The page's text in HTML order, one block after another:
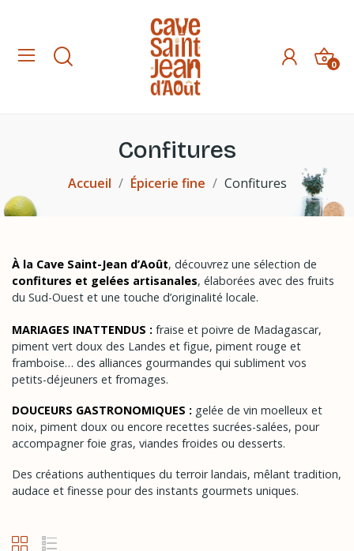
0
Confitures
Accueil Épicerie fine Confitures
À la Cave Saint-Jean d’Août, découvrez une sélection de
confitures et gelées artisanales, élaborées avec des fruits
du Sud-Ouest et une touche d’originalité locale.
MARIAGES INATTENDUS : fraise et poivre de Madagascar,
piment vert doux des Landes et figue, piment rouge et
framboise… des alliances gourmandes qui subliment vos
petits-déjeuners et fromages.
DOUCEURS GASTRONOMIQUES : gelée de vin moelleux et
noix, piment doux ou encore recettes sucrées-salées, pour
accompagner foie gras, viandes froides ou desserts.
Des créations authentiques du terroir landais, mêlant tradition,
audace et finesse pour des instants gourmets uniques.